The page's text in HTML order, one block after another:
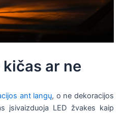
kičas ar ne
ant langų, o ne dekoracijos
įsivaizduoja LED žvakes kaip